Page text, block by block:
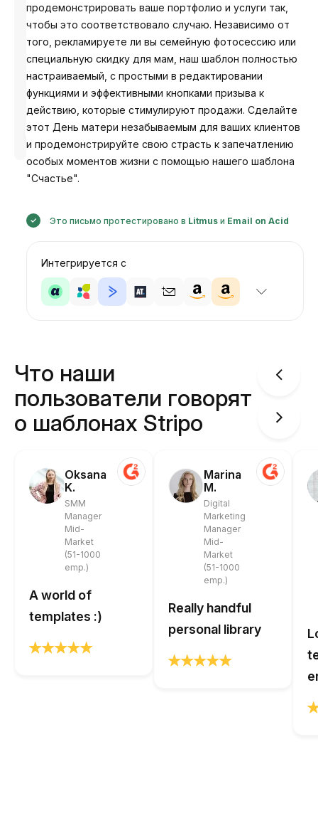
Разработано
продемонстрировать ваше портфолио и услуги так,
чтобы это соответствовало случаю. Независимо от
того, рекламируете ли вы семейную фотосессию или
специальную скидку для мам, наш шаблон полностью
настраиваемый, с простыми в редактировании
функциями и эффективными кнопками призыва к
действию, которые стимулируют продажи. Сделайте
этот День матери незабываемым для ваших клиентов
и продемонстрируйте свою страсть к запечатлению
особых моментов жизни с помощью нашего шаблона
"Счастье".
Это письмо протестировано в Litmusи Email on Acid
Интегрируется с
Что наши
пользователи говорят
о шаблонах Stripo
Oksana
K.
SMM
Manager
Mid-
Market
(51-1000
emp.)
A world of
templates :)
Marina
M.
Digital
Marketing
Manager
Mid-
Market
(51-1000
emp.)
Really handful
personal library